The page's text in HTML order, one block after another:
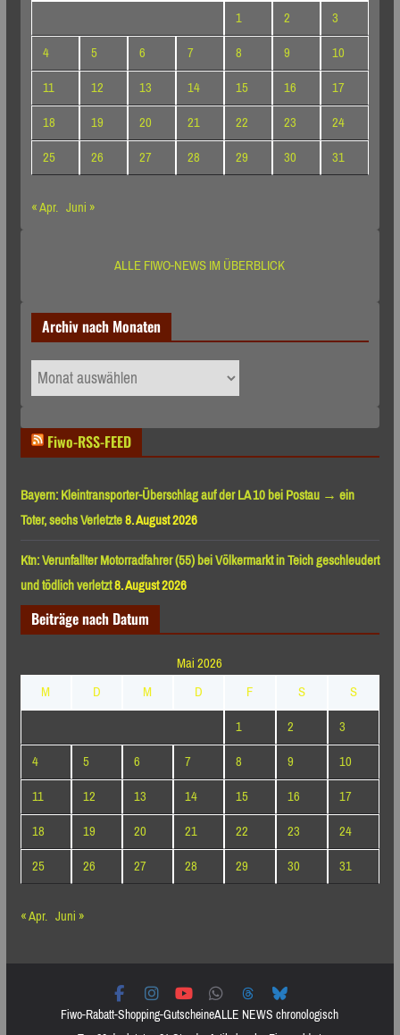
1
2
3
4
5 6 7 8 9
10
11
12 13 14 15 16
17
18
19 20 21 22 23
24
25
26 27 28 29 30
31
« Apr. Juni »
ALLE FIWO-NEWS IM ÜBERBLICK
Archiv nach Monaten
Archiv
nach
Fiwo-RSS-FEED
Bayern: Kleintransporter-Überschlag auf der LA 10 bei Postau → ein
Toter, sechs Verletzte8. August 2026
Ktn: Verunfallter Motorradfahrer (55) bei Völkermarkt in Teich geschleudert
und tödlich verletzt8. August 2026
Beiträge nach Datum
Mai 2026
M
D M D F S
S
1
2
3
4
5 6 7 8 9
10
11
12 13 14 15 16
17
18
19 20 21 22 23
24
25
26 27 28 29 30
31
« Apr. Juni »
Fiwo-Rabatt-Shopping-GutscheineALLE NEWS chronologisch